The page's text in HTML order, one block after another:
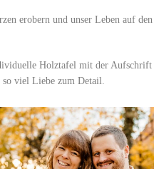
erobern und unser Leben auf den
Holztafel mit der Aufschrift
viel Liebe zum Detail.